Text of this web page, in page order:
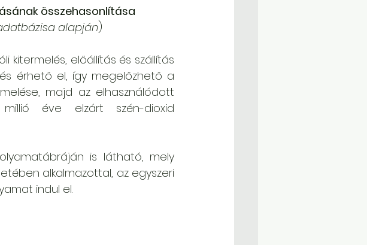
összehasonlítása
adatbázisa alapján)
kitermelés, előállítás és szállítás
érhető el, így megelőzhető a
majd az elhasználódott
éve elzárt szén-dioxid
is látható, mely
alkalmazottal, az egyszeri
indul el.